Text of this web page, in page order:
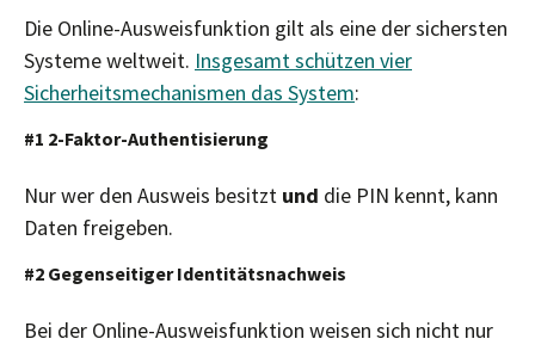
Die Online-Ausweisfunktion gilt als eine der sichersten
Systeme weltweit. Insgesamt schützen vier
Sicherheitsmechanismen das System:
#1 2-Faktor-Authentisierung
Nur wer den Ausweis besitzt und die PIN kennt, kann
Daten freigeben.
#2 Gegenseitiger Identitätsnachweis
Bei der Online-Ausweisfunktion weisen sich nicht nur